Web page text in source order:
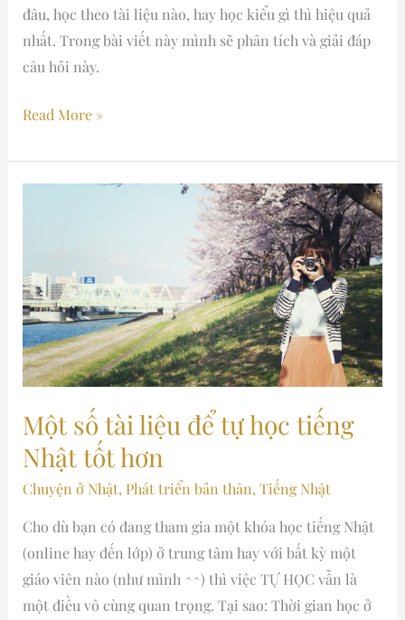
đâu, học theo tài liệu nào, hay học kiểu gì thì hiệu quả
nhất. Trong bài viết này mình sẽ phân tích và giải đáp
câu hỏi này.
Read More »
Một số tài liệu để tự học tiếng
Nhật tốt hơn
Chuyện ở Nhật, Phát triển bản thân,Tiếng Nhật
Cho dù bạn có đang tham gia một khóa học tiếng Nhật
(online hay đến lớp) ở trung tâm hay với bất kỳ một
giáo viên nào (như mình ^^) thì việc TỰ HỌC vẫn là
một điều vô cùng quan trọng. Tại sao: Thời gian học ở
liệu
để
tự
học
tiếng
tốt
hơn